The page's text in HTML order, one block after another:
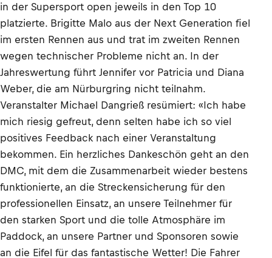
in der Supersport open jeweils in den Top 10
platzierte. Brigitte Malo aus der Next Generation fiel
im ersten Rennen aus und trat im zweiten Rennen
wegen technischer Probleme nicht an. In der
Jahreswertung führt Jennifer vor Patricia und Diana
Weber, die am Nürburgring nicht teilnahm.
Veranstalter Michael Dangrieß resümiert: «Ich habe
mich riesig gefreut, denn selten habe ich so viel
positives Feedback nach einer Veranstaltung
bekommen. Ein herzliches Dankeschön geht an den
DMC, mit dem die Zusammenarbeit wieder bestens
funktionierte, an die Streckensicherung für den
professionellen Einsatz, an unsere Teilnehmer für
den starken Sport und die tolle Atmosphäre im
Paddock, an unsere Partner und Sponsoren sowie
an die Eifel für das fantastische Wetter! Die Fahrer